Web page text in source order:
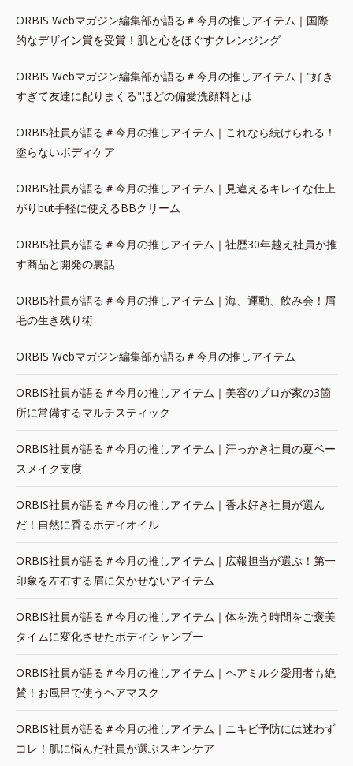
ORBIS Webマガジン編集部が語る＃今月の推しアイテム｜国際
的なデザイン賞を受賞！肌と心をほぐすクレンジング
ORBIS Webマガジン編集部が語る＃今月の推しアイテム｜"好き
すぎて友達に配りまくる"ほどの偏愛洗顔料とは
ORBIS社員が語る＃今月の推しアイテム｜これなら続けられる！
塗らないボディケア
ORBIS社員が語る＃今月の推しアイテム｜見違えるキレイな仕上
がりbut手軽に使えるBBクリーム
ORBIS社員が語る＃今月の推しアイテム｜社歴30年越え社員が推
す商品と開発の裏話
ORBIS社員が語る＃今月の推しアイテム｜海、運動、飲み会！眉
毛の生き残り術
ORBIS Webマガジン編集部が語る＃今月の推しアイテム
ORBIS社員が語る＃今月の推しアイテム｜美容のプロが家の3箇
所に常備するマルチスティック
ORBIS社員が語る＃今月の推しアイテム｜汗っかき社員の夏ベー
スメイク支度
ORBIS社員が語る＃今月の推しアイテム｜香水好き社員が選ん
だ！自然に香るボディオイル
ORBIS社員が語る＃今月の推しアイテム｜広報担当が選ぶ！第一
印象を左右する眉に欠かせないアイテム
ORBIS社員が語る＃今月の推しアイテム｜体を洗う時間をご褒美
タイムに変化させたボディシャンプー
ORBIS社員が語る＃今月の推しアイテム｜ヘアミルク愛用者も絶
賛！お風呂で使うヘアマスク
ORBIS社員が語る＃今月の推しアイテム｜ニキビ予防には迷わず
コレ！肌に悩んだ社員が選ぶスキンケア